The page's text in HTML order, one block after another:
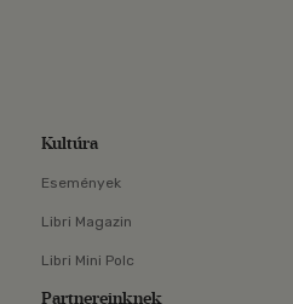
Kultúra
Események
Libri Magazin
Libri Mini Polc
Partnereinknek